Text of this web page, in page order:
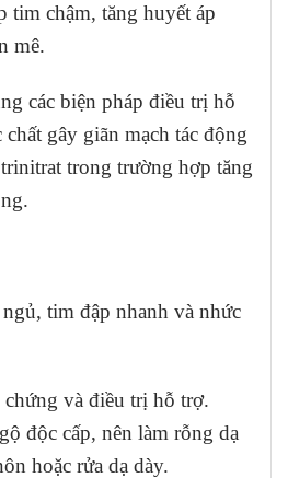
tim chậm, tăng huyết áp
mê.
các biện pháp điều trị hỗ
gây giãn mạch tác động
trong trường hợp tăng
tim đập nhanh và nhức
và điều trị hỗ trợ.
độc cấp, nên làm rỗng dạ
hoặc rửa dạ dày.